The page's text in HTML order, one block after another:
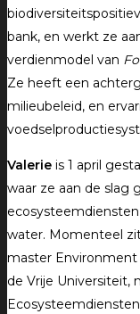
bank, en werkt ze
verdienmodel van
Ze heeft een
milieubeleid, en
Valerie is 1 april
waar ze aan de slag
water. Momenteel
master Environment
de Vrije Universiteit,